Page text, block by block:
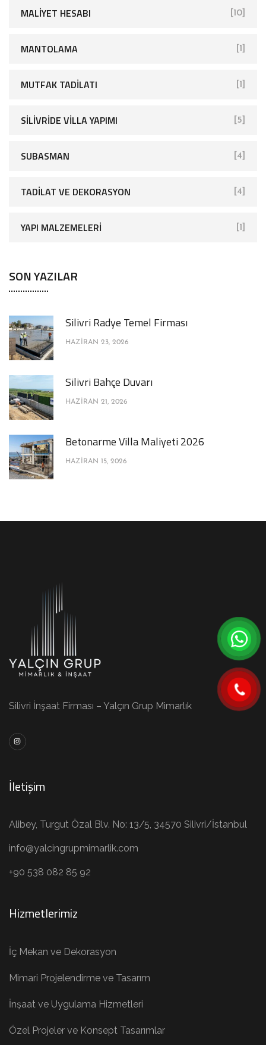
MALIYET HESABI [10]
MANTOLAMA [1]
MUTFAK TADILATI [1]
SİLİVRİDE VİLLA YAPIMI [5]
SUBASMAN [4]
TADILAT VE DEKORASYON [4]
YAPI MALZEMELERI [1]
SON YAZILAR
Silivri Radye Temel Firması
HAZIRAN 23, 2026
Silivri Bahçe Duvarı
HAZIRAN 21, 2026
Betonarme Villa Maliyeti 2026
HAZIRAN 15, 2026
Silivri İnşaat Firması – Yalçın Grup Mimarlık
İletişim
Alibey, Turgut Özal Blv. No: 13/5, 34570 Silivri/İstanbul
info@yalcingrupmimarlik.com
+90 538 082 85 92
Hizmetlerimiz
İç Mekan ve Dekorasyon
Mimari Projelendirme ve Tasarım
İnşaat ve Uygulama Hizmetleri
Özel Projeler ve Konsept Tasarımlar